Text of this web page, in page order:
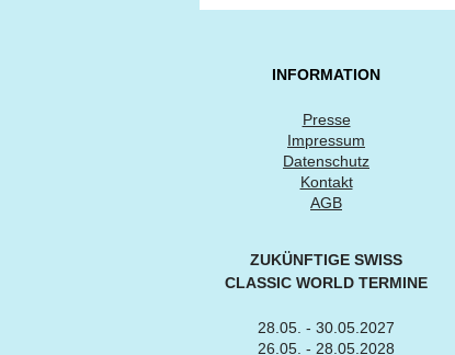
Automobilgeschichte
INFORMATION
Presse
Impressum
Datenschutz
Kontakt
AGB
ZUKÜNFTIGE SWISS
CLASSIC WORLD TERMINE
28.05. - 30.05.2027
26.05. - 28.05.2028